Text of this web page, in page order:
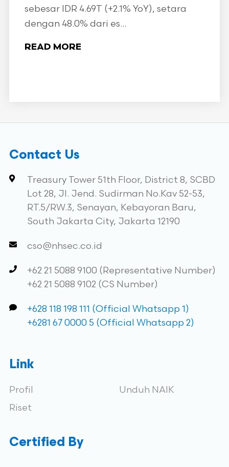
sebesar IDR 4.69T (+2.1% YoY), setara
dengan 48.0% dari es...
READ MORE
Contact Us
Treasury Tower 51th Floor, District 8, SCBD
Lot 28, Jl. Jend. Sudirman No.Kav 52-53,
RT.5/RW.3, Senayan, Kebayoran Baru,
South Jakarta City, Jakarta 12190
cso@nhsec.co.id
+62 21 5088 9100 (Representative Number)
+62 21 5088 9102 (CS Number)
+628 118 198 111 (Official Whatsapp 1)
+6281 67 0000 5 (Official Whatsapp 2)
Link
Profil
Riset
Unduh NAIK
Certified By